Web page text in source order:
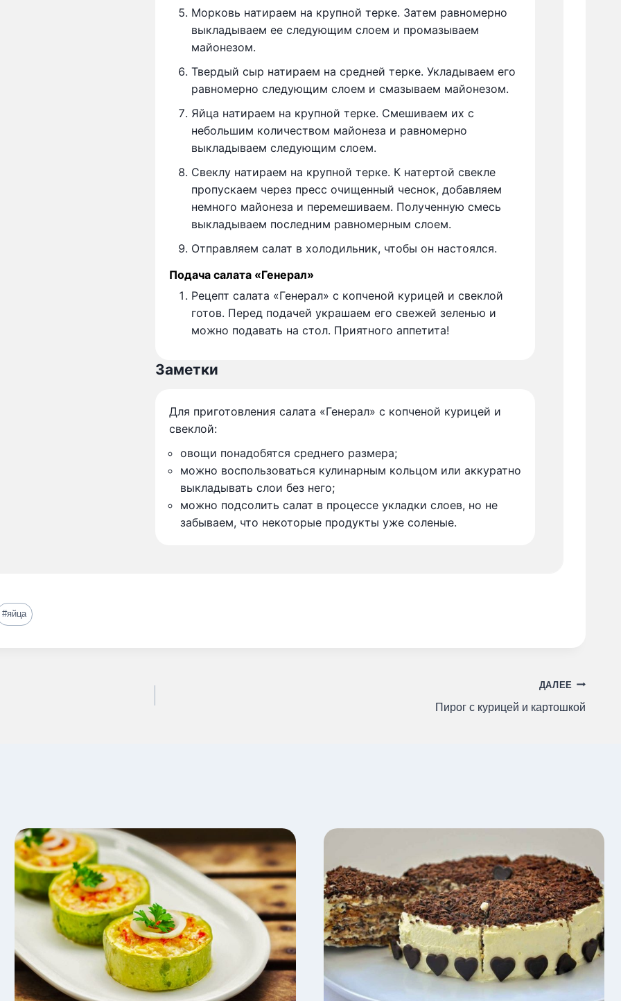
Морковь натираем на крупной терке. Затем равномерно
выкладываем ее следующим слоем и промазываем
майонезом.
Твердый сыр натираем на средней терке. Укладываем его
равномерно следующим слоем и смазываем майонезом.
Яйца натираем на крупной терке. Смешиваем их с
небольшим количеством майонеза и равномерно
выкладываем следующим слоем.
Свеклу натираем на крупной терке. К натертой свекле
пропускаем через пресс очищенный чеснок, добавляем
немного майонеза и перемешиваем. Полученную смесь
выкладываем последним равномерным слоем.
Отправляем салат в холодильник, чтобы он настоялся.
Подача салата «Генерал»
Рецепт салата «Генерал» с копченой курицей и свеклой
готов. Перед подачей украшаем его свежей зеленью и
можно подавать на стол. Приятного аппетита!
Заметки
Для приготовления салата «Генерал» с копченой курицей и
свеклой:
овощи понадобятся среднего размера;
можно воспользоваться кулинарным кольцом или аккуратно
выкладывать слои без него;
можно подсолить салат в процессе укладки слоев, но не
забываем, что некоторые продукты уже соленые.
#яйца
ДАЛЕЕ
Пирог с курицей и картошкой